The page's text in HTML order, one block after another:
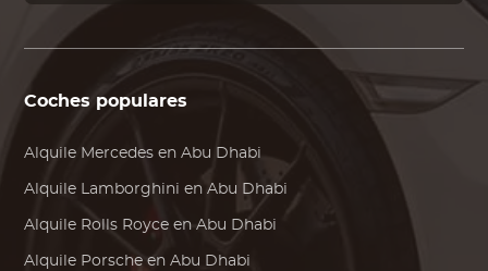
Coches populares
Alquile Mercedes en Abu Dhabi
Alquile Lamborghini en Abu Dhabi
Alquile Rolls Royce en Abu Dhabi
Alquile Porsche en Abu Dhabi